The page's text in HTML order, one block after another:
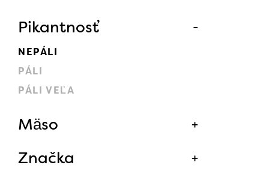
Pikantnosť
NEPÁLI
PÁLI
PÁLI VEĽA
Mäso
Značka